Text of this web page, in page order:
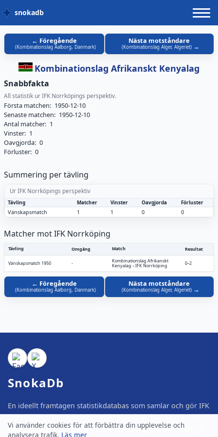
Vi använder cookies för att förbättra din upplevelse och
analysera trafik. Läs mer
snokadb
Föregående
(Kombinationslag Aalborg, Danmark)
Nästa motståndare
(Kombinationslag Alger, Algeriet)
Kombinationslag Afrikanskt Kenyalag
Snabbfakta
All statistik ur IFK Norrköpings perspektiv.
Första matchen: 1950-12-10
Senaste matchen: 1950-12-10
Antal matcher: 1
Vinster: 1
Oavgjorda: 0
Förluster: 0
Summering per tävling
Ur IFK Norrköpings perspektiv
Tävling Matcher Vinster Oavgjorda Förluster
Vänskapsmatch 1 1 0 0
Matcher mot IFK Norrköping
Tävling Omgång Match Resultat
Vänskapsmatch 1950 - Kombinationslag Afrikanskt
Kenyalag –IFK Norrköping 0–2
Föregående
(Kombinationslag Aalborg, Danmark)
Nästa motståndare
(Kombinationslag Alger, Algeriet)
SnokaDb
En ideellt framtagen statistikdatabas som samlar och gör IFK
Norrköpings fotbollshistoria lättillgänglig. Här kan du hitta
matcher, spelare, tabeller och historiska ögonblick – allt på